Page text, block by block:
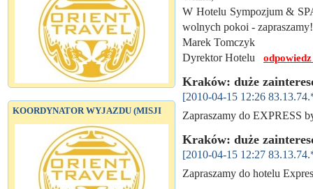
KOORDYNATOR WYJAZDU (MISJI
W Hotelu Sympozjum &
wolnych pokoi -
Marek Tomczyk
Dyrektor Hotelu
Kraków: duże
[2010-04-15 12:26
Zapraszamy do
Kraków: duże
[2010-04-15 12:27
Zapraszamy do hotelu